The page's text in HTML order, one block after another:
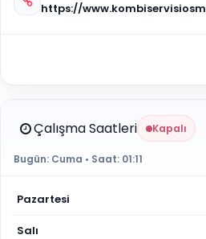
https://
Çalışma Saatleri Kapalı
Bugün: Cuma • Saat: 01:11
Pazartesi
Salı